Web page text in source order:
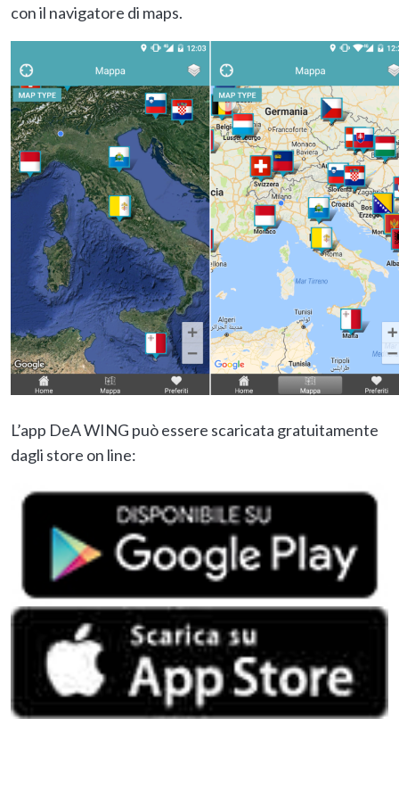
con il navigatore di maps.
L’app DeA WING può essere scaricata gratuitamente
dagli store on line: